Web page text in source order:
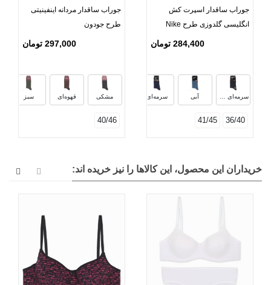
جوراب ساقدار اسپرت کش
انگلیسی گلدوزی طرح Nike
284,400 تومان
سرمه‌ای ملانژ آبی سرمه‌ای
آبی کاربنی آبی روشن
36/40
41/45
جوراب ساقدار مردانه اینفینیتی
طرح جودون
297,000 تومان
مشکی قهوه‌ای سبز
40/46
خریداران این محصول، این کالاها را نیز خریده اند: